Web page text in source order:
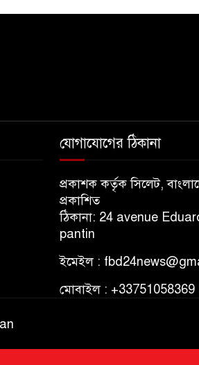
যোগাযোগের ঠিকানা
প্রকাশক কর্তৃক সিলেট,
প্রকাশিত
ঠিকানা: 24 avenue
pantin
ইমেইল :
মোবাইল : +33751058369